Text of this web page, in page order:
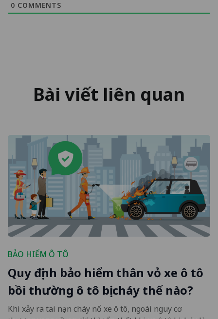
0 COMMENTS
Bài viết liên quan
BẢO HIỂM Ô TÔ
Quy định bảo hiểm thân vỏ xe ô tô
bồi thường ô tô bị cháy thế nào?
Khi xảy ra tai nạn cháy nổ xe ô tô, ngoài nguy cơ